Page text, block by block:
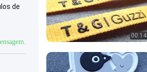
de
00:14